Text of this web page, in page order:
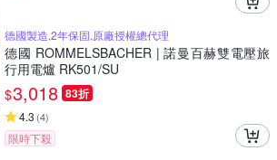
德國製造,2年保固,原廠授權總代理
德國 ROMMELSBACHER | 諾曼百赫雙電壓旅
行用電爐 RK501/SU
$3,018 83折
4.3 (4)
限時下殺